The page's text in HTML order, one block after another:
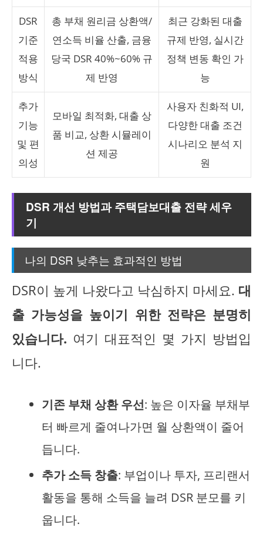
DSR
기준
적용
방식
총 부채 원리금 상환액/
연소득 비율 산출, 금융
당국 DSR 40%~60% 규
제 반영
최근 강화된 대출
규제 반영, 실시간
정책 변동 확인 가
능
추가
기능
및 편
의성
모바일 최적화, 대출 상
품 비교, 상환 시뮬레이
션 제공
사용자 친화적 UI,
다양한 대출 조건
시나리오 분석 지
원
DSR 개선 방법과 주택담보대출 전략 세우
기
나의 DSR 낮추는 효과적인 방법
DSR이 높게 나왔다고 낙심하지 마세요. 대
출 가능성을 높이기 위한 전략은 분명히
있습니다. 여기 대표적인 몇 가지 방법입
니다.
기존 부채 상환 우선: 높은 이자율 부채부
터 빠르게 줄여나가면 월 상환액이 줄어
듭니다.
추가 소득 창출: 부업이나 투자, 프리랜서
활동을 통해 소득을 늘려 DSR 분모를 키
웁니다.